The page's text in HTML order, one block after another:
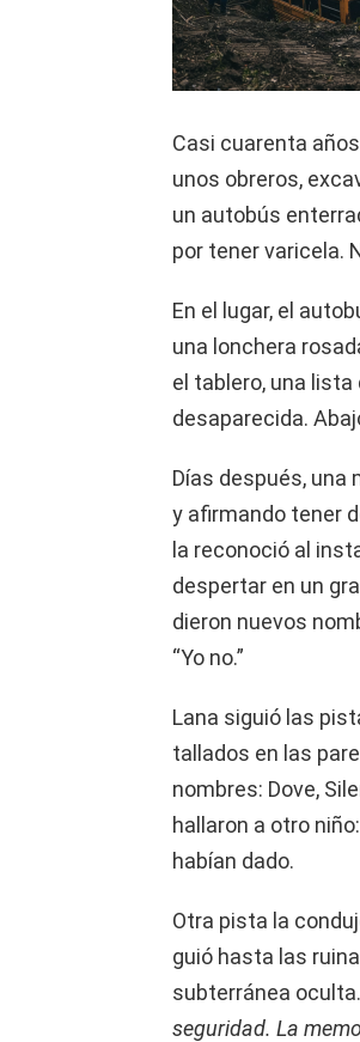
Casi cuarenta
unos obreros,
un autobús
por tener varicela.
En el lugar, el
una lonchera
el tablero, una
desaparecida.
Días después,
y afirmando tener
la reconoció al
despertar en un
dieron nuevos
“Yo no.”
Lana siguió las
tallados en las
nombres: Dove,
hallaron a otro
habían dado.
Otra pista la
guió hasta las
subterránea
seguridad. La